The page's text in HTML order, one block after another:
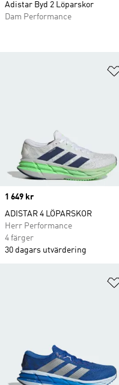
Price
1 649 kr
ADISTAR 4 LÖPARSKOR
Herr Performance
4 färger
30 dagars utvärdering
Adistar Byd 2 Löparskor
Dam Performance